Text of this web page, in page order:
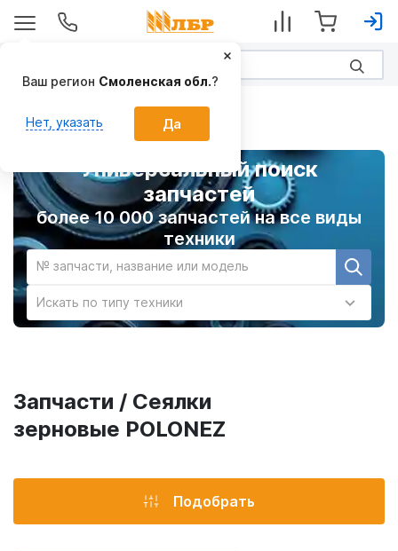
Универсальный поиск
запчастей
более 10 000 запчастей на все виды
техники
№ запчасти, название или модель
Искать по типу техники
Запчасти / Сеялки
зерновые POLONEZ
Подобрать
Ваш регион Смоленская обл.?
Нет, указать Да